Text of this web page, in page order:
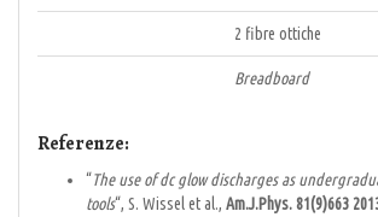
2 fibre ottiche
Breadboard
Referenze:
“The use of dc glow discharges as
tools“, S. Wissel et al., Am.J.Phys. 81(9)663